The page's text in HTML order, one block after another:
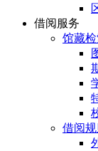
借阅服务
馆藏
借阅规